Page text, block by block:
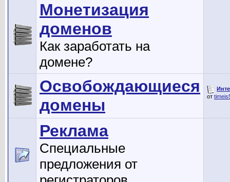
Монетизация
доменов
Как заработать на
домене?
Освобождающиеся
домены
от
Реклама
Специальные
предложения от